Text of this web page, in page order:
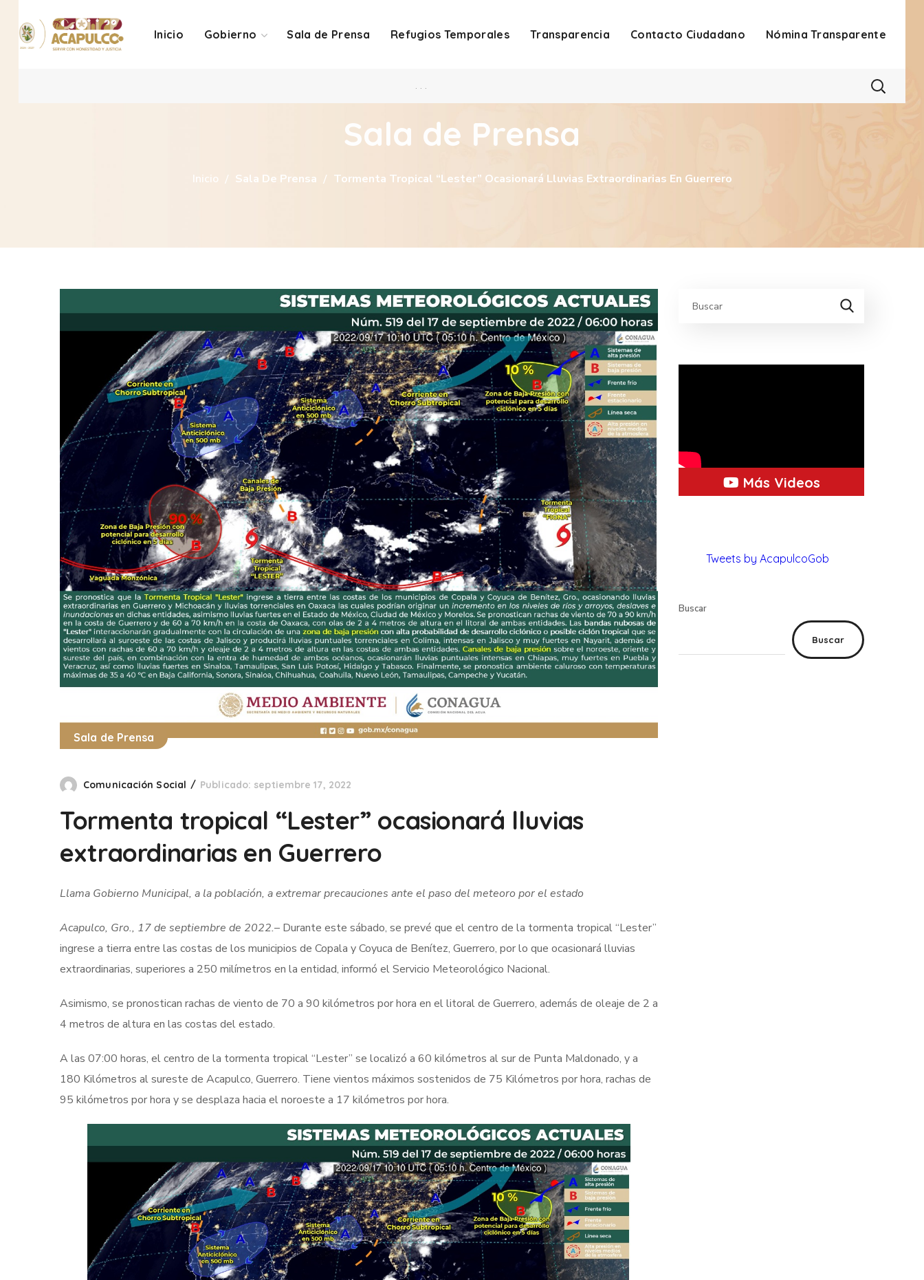
Inicio Gobierno Sala de Prensa Refugios Temporales Transparencia Contacto Ciudadano Nómina Transparente
. . .
Sala de Prensa
Inicio Sala De Prensa Tormenta Tropical “Lester” Ocasionará Lluvias Extraordinarias En Guerrero
Sala de Prensa
Comunicación Social Publicado: septiembre 17, 2022
Tormenta tropical “Lester” ocasionará lluvias
extraordinarias en Guerrero
Llama Gobierno Municipal, a la población, a extremar precauciones ante el paso del meteoro por el estado
Acapulco, Gro., 17 de septiembre de 2022.– Durante este sábado, se prevé que el centro de la tormenta tropical “Lester”
ingrese a tierra entre las costas de los municipios de Copala y Coyuca de Benítez, Guerrero, por lo que ocasionará lluvias
extraordinarias, superiores a 250 milímetros en la entidad, informó el Servicio Meteorológico Nacional.
Asimismo, se pronostican rachas de viento de 70 a 90 kilómetros por hora en el litoral de Guerrero, además de oleaje de 2 a
4 metros de altura en las costas del estado.
A las 07:00 horas, el centro de la tormenta tropical “Lester” se localizó a 60 kilómetros al sur de Punta Maldonado, y a
180 Kilómetros al sureste de Acapulco, Guerrero. Tiene vientos máximos sostenidos de 75 Kilómetros por hora, rachas de
95 kilómetros por hora y se desplaza hacia el noroeste a 17 kilómetros por hora.
Más Videos
Tweets by AcapulcoGob
Buscar
Buscar